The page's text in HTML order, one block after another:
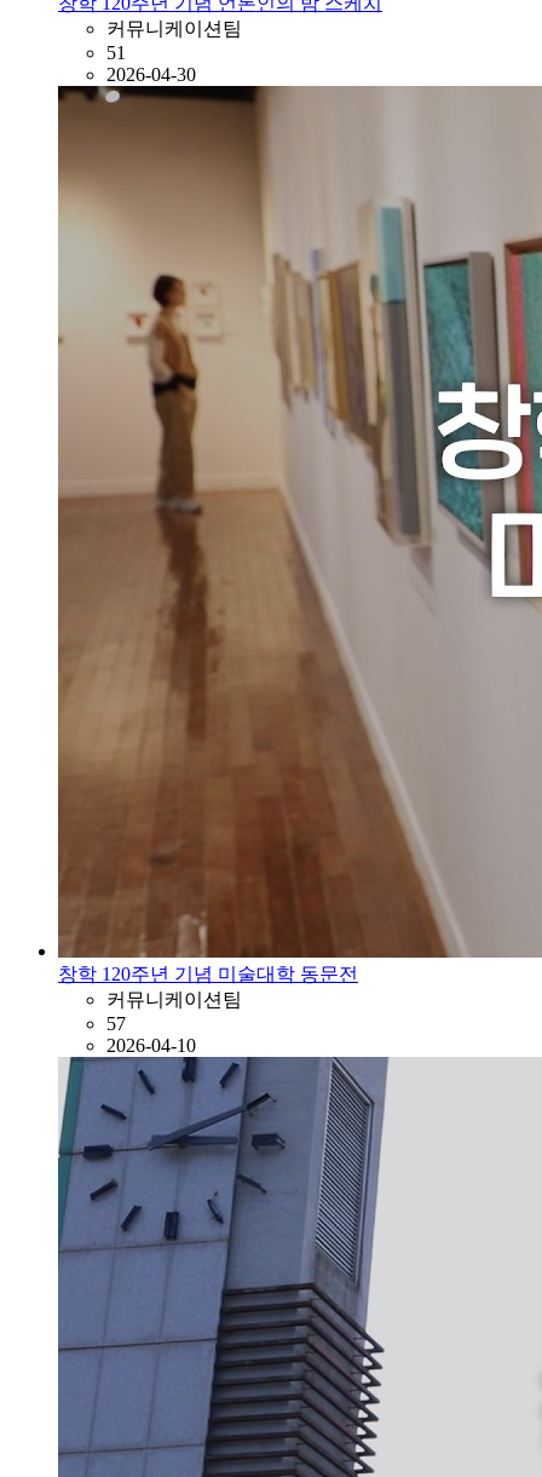
커뮤니케이션팀
51
2026-04-30
창학 120주년 기념 미술대학 동문전
커뮤니케이션팀
57
2026-04-10